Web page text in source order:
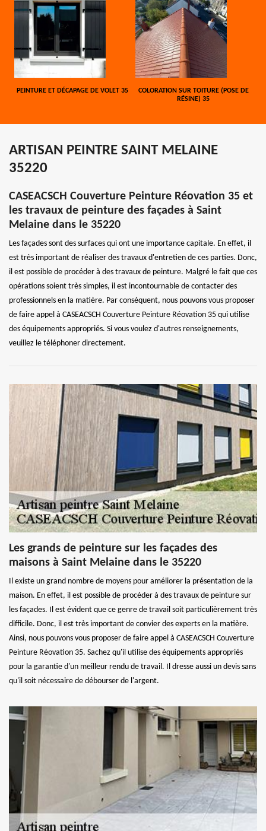
PEINTURE ET DÉCAPAGE DE VOLET 35
COLORATION SUR TOITURE (POSE DE
RÉSINE) 35
ARTISAN PEINTRE SAINT MELAINE
35220
CASEACSCH Couverture Peinture Réovation 35 et
les travaux de peinture des façades à Saint
Melaine dans le 35220
Les façades sont des surfaces qui ont une importance capitale. En effet, il
est très important de réaliser des travaux d'entretien de ces parties. Donc,
il est possible de procéder à des travaux de peinture. Malgré le fait que ces
opérations soient très simples, il est incontournable de contacter des
professionnels en la matière. Par conséquent, nous pouvons vous proposer
de faire appel à CASEACSCH Couverture Peinture Réovation 35 qui utilise
des équipements appropriés. Si vous voulez d'autres renseignements,
veuillez le téléphoner directement.
Les grands de peinture sur les façades des
maisons à Saint Melaine dans le 35220
Il existe un grand nombre de moyens pour améliorer la présentation de la
maison. En effet, il est possible de procéder à des travaux de peinture sur
les façades. Il est évident que ce genre de travail soit particulièrement très
difficile. Donc, il est très important de convier des experts en la matière.
Ainsi, nous pouvons vous proposer de faire appel à CASEACSCH Couverture
Peinture Réovation 35. Sachez qu'il utilise des équipements appropriés
pour la garantie d'un meilleur rendu de travail. Il dresse aussi un devis sans
qu'il soit nécessaire de débourser de l'argent.